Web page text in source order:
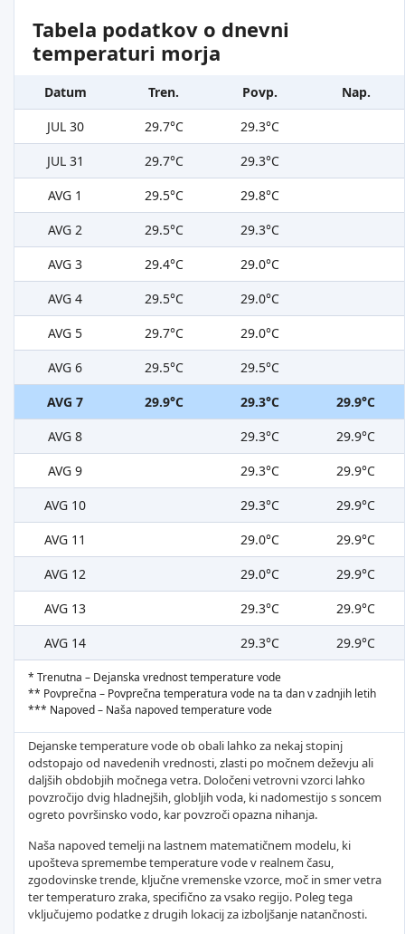
Tabela podatkov o dnevni
temperaturi morja
Datum Tren. Povp.
Nap.
JUL 30
29.7°C
29.3°C
JUL 31
29.7°C
29.3°C
AVG 1
29.5°C
29.8°C
AVG 2
29.5°C
29.3°C
AVG 3
29.4°C
29.0°C
AVG 4
29.5°C
29.0°C
AVG 5
29.7°C
29.0°C
AVG 6
29.5°C
29.5°C
AVG 7
29.9°C 29.3°C
29.9°C
AVG 8
29.3°C
29.9°C
AVG 9
29.3°C
29.9°C
AVG 10
29.3°C
29.9°C
AVG 11
29.0°C
29.9°C
AVG 12
29.0°C
29.9°C
AVG 13
29.3°C
29.9°C
AVG 14
29.3°C 29.9°C
* Trenutna – Dejanska vrednost temperature vode
** Povprečna – Povprečna temperatura vode na ta dan v zadnjih letih
*** Napoved – Naša napoved temperature vode
Dejanske temperature vode ob obali lahko za nekaj stopinj
odstopajo od navedenih vrednosti, zlasti po močnem deževju ali
daljših obdobjih močnega vetra. Določeni vetrovni vzorci lahko
povzročijo dvig hladnejših, globljih voda, ki nadomestijo s soncem
ogreto površinsko vodo, kar povzroči opazna nihanja.
Naša napoved temelji na lastnem matematičnem modelu, ki
upošteva spremembe temperature vode v realnem času,
zgodovinske trende, ključne vremenske vzorce, moč in smer vetra
ter temperaturo zraka, specifično za vsako regijo. Poleg tega
vključujemo podatke z drugih lokacij za izboljšanje natančnosti.